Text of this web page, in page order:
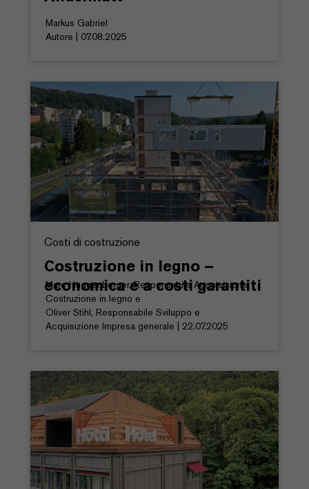
Markus Gabriel
Autore | 07.08.2025
Costi di costruzione
Costruzione in legno –
economica e a costi garantiti
Marc Huggenberger, Responsabile Acquisizione
Costruzione in legno e
Oliver Stihl, Responsabile Sviluppo e
Acquisizione Impresa generale | 22.07.2025